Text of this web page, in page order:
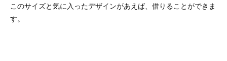
このサイズと気に入ったデザインがあえば、借りることができま
す。